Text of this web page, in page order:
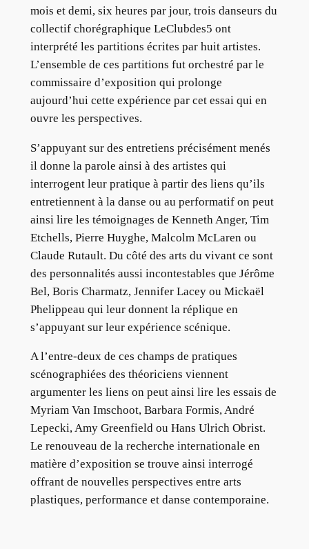
mois et demi, six heures par jour, trois danseurs du
collectif chorégraphique LeClubdes5 ont
interprété les partitions écrites par huit artistes.
L’ensemble de ces partitions fut orchestré par le
commissaire d’exposition qui prolonge
aujourd’hui cette expérience par cet essai qui en
ouvre les perspectives.
S’appuyant sur des entretiens précisément menés
il donne la parole ainsi à des artistes qui
interrogent leur pratique à partir des liens qu’ils
entretiennent à la danse ou au performatif on peut
ainsi lire les témoignages de Kenneth Anger, Tim
Etchells, Pierre Huyghe, Malcolm McLaren ou
Claude Rutault. Du côté des arts du vivant ce sont
des personnalités aussi incontestables que Jérôme
Bel, Boris Charmatz, Jennifer Lacey ou Mickaël
Phelippeau qui leur donnent la réplique en
s’appuyant sur leur expérience scénique.
A l’entre-deux de ces champs de pratiques
scénographiées des théoriciens viennent
argumenter les liens on peut ainsi lire les essais de
Myriam Van Imschoot, Barbara Formis, André
Lepecki, Amy Greenfield ou Hans Ulrich Obrist.
Le renouveau de la recherche internationale en
matière d’exposition se trouve ainsi interrogé
offrant de nouvelles perspectives entre arts
plastiques, performance et danse contemporaine.